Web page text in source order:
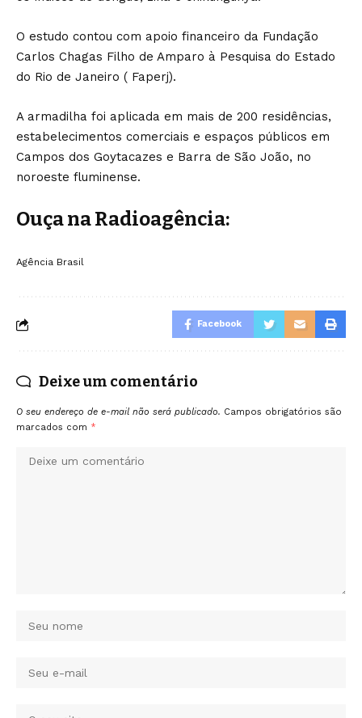
O estudo contou com apoio financeiro da Fundação
Carlos Chagas Filho de Amparo à Pesquisa do Estado
do Rio de Janeiro ( Faperj).
A armadilha foi aplicada em mais de 200 residências,
estabelecimentos comerciais e espaços públicos em
Campos dos Goytacazes e Barra de São João, no
noroeste fluminense.
Ouça na Radioagência:
Agência Brasil
Facebook
Deixe um comentário
O seu endereço de e-mail não será publicado. Campos obrigatórios são
marcados com *